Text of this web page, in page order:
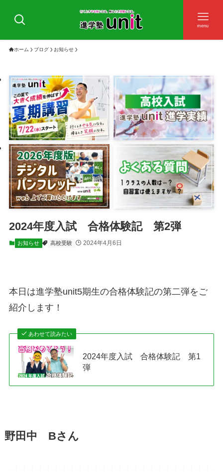
menu
ホーム ブログ お知らせ
2024年度入試 合格体験記 第2弾
お知らせ 高校受験 2024年4月6日
本日は進学塾unit5期生の合格体験記の第二弾をご
紹介します！
あわせて読みたい
2024年度入試 合格体験記 第1
弾
野田中 Bさん